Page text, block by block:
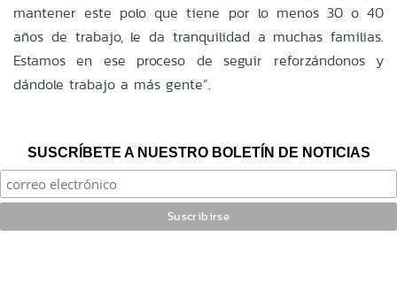
mantener este polo que tiene por lo menos 30 o 40
años de trabajo, le da tranquilidad a muchas familias.
Estamos en ese proceso de seguir reforzándonos y
dándole trabajo a más gente”.
SUSCRÍBETE A NUESTRO BOLETÍN DE NOTICIAS